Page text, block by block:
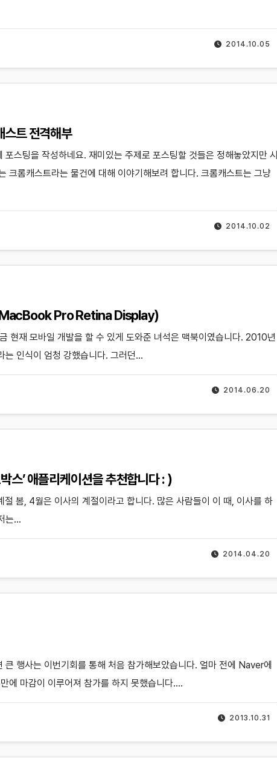
2014.10.05
트 전격해부
2014.10.02
스팅을 작성하네요. 재미있는 주제로 포스팅할 것들은 정해놓았지만 시
크롬캐스트라는 물건에 대해 이야기해보려 합니다. 크롬캐스트는 그냥
Pro Retina Display)
2014.06.20
현재 모바일 개발을 할 수 있게 도와준 녀석은 맥북이였습니다. 2010년
는 인식이 엄청 강했습니다. 그러던…
스’ 애플리케이션을 추천합니다 : )
2014.04.20
봄, 4월은 이사의 계절이라고 합니다. 많은 사람들이 이 때, 이사를 하
는…
2013.10.31
행사는 이번기회를 통해 처음 참가해보았습니다. 얼마 전에 Naver에
에 마감이 이루어져 참가를 하지 못했습니다.…